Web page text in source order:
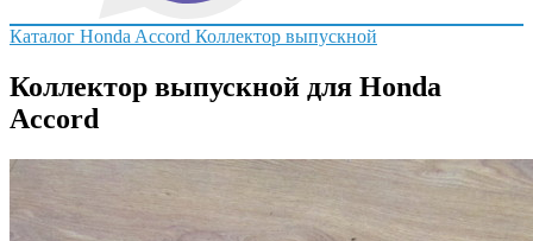
Каталог Honda Accord Коллектор выпускной
Коллектор выпускной для Honda
Accord